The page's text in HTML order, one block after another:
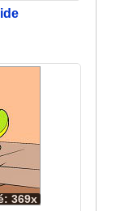
369x